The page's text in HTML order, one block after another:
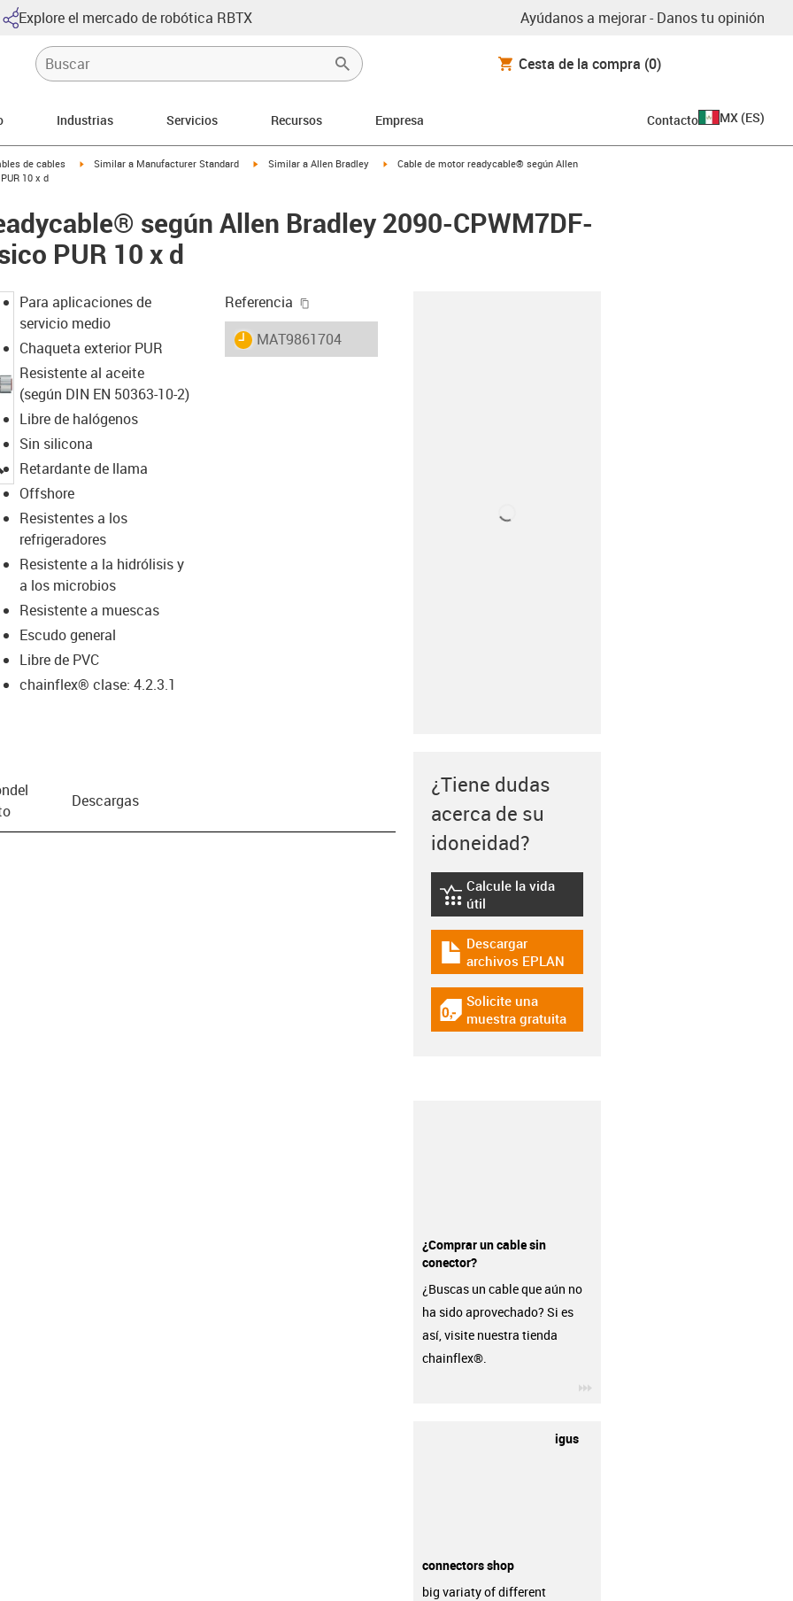
Explore el mercado de robótica RBTX Ayúdanos a mejorar - Danos tu opinión
Cesta de la compra (0)
Industrias Servicios Recursos Empresa Contacto MX (ES)
right
de cables igus-icon-arrow-right
Similar a Manufacturer Standard igus-icon-arrow-right
Similar a Allen Bradley igus-icon-arrow-right
Cable de motor readycable® según Allen
10 x d
según Allen Bradley 2090-CPWM7DF-
PUR 10 x d
igus-icon-lupe
Para aplicaciones de
servicio medio
Chaqueta exterior PUR
Resistente al aceite
(según DIN EN 50363-10-2)
Libre de halógenos
Sin silicona
Retardante de llama
Offshore
Resistentes a los
refrigeradores
Resistente a la hidrólisis y
a los microbios
Resistente a muescas
Escudo general
Libre de PVC
chainflex® clase: 4.2.3.1
Referencia
igus-icon-lieferzeit
MAT9861704
Descargas
¿Tiene dudas
acerca de su
idoneidad?
igus-icon-lebensdauerrechner
Calcule la vida
útil
igus-icon-download-plan
Descargar
archivos EPLAN
igus-icon-gratismuster
Solicite una
muestra gratuita
¿Comprar un cable sin
conector?
¿Buscas un cable que aún no
ha sido aprovechado? Si es
así, visite nuestra tienda
chainflex®.
igus
connectors shop
big variaty of different